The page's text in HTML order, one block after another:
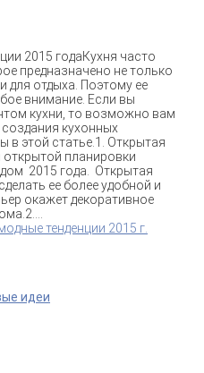
2015 годаКухня часто
предназначено не только
для отдыха. Поэтому ее
внимание. Если вы
кухни, то возможно вам
кухонных
в этой статье.1. Открытая
планировки
2015 года. Открытая
ее более удобной и
окажет декоративное
тенденции 2015 г.
идеи